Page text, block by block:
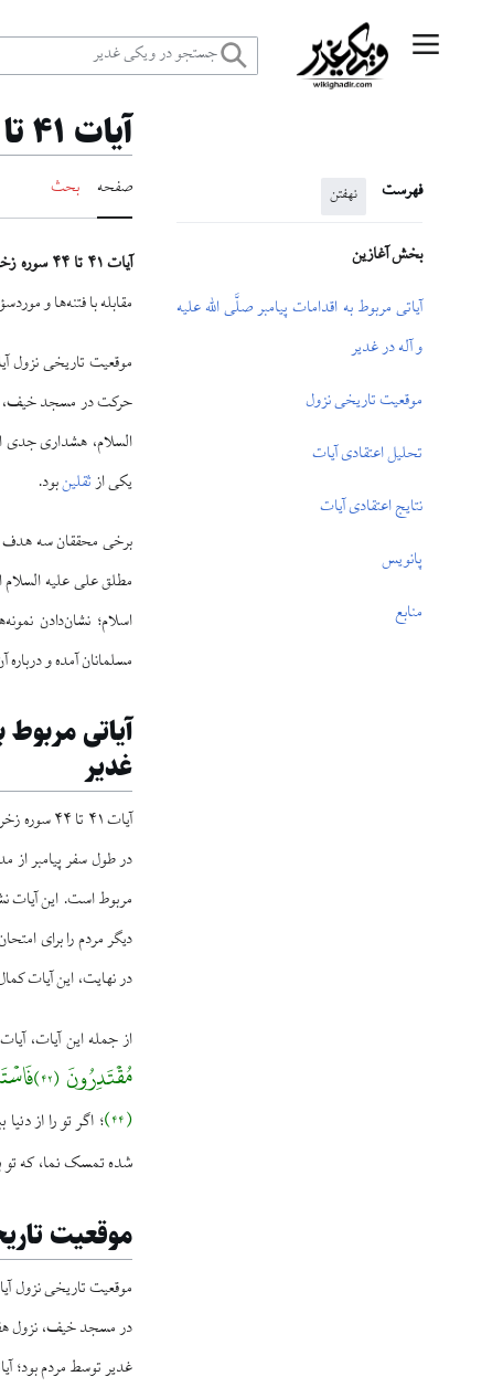
منوی اصلی
فهرست نهفتن
بخش آغازین
آیاتی مربوط به اقدامات پیامبر صلَّی اللّٰه علیه
و آله در غدیر
موقعیت تاریخی نزول
تحلیل اعتقادی آیات
نتایج اعتقادی آیات
پانویس
منابع
آیات ۴۱ تا ۴۴ زخرف و غدیر
صفحه بحث
آیات ۴۱ تا ۴۴ سوره زخرف
مقابله با فتنه‌ها و
موقعیت تاریخی نزول آیات ۴۱ تا ۴۴ سوره زخرف چنین ترسیم شده
حرکت در مسجد خیف،
السلام، هشداری جدی
یکی ازثقلینبود.
مطلق علی علیه السلام
اسلام؛ نشان‌دادن
مسلمانان آمده و
آیاتی مربوط
غدیر
آیات ۴۱
مربوط است. این آیات
دیگر مردم را برای
در نهایت، این آیات کمال دین و
از جمله این آیات، آیات ۴۱ تا ۴۴ سوره زخرف بود:
﴿۴۴﴾
؛ اگر تو را از
شده تمسک نما، که تو
موقعیت
موقعیت تاریخی نزول آیات ۴۱ تا ۴۴ سوره زخرف چنین ترسیم شده
در مسجد خیف، نزول
غدیر توسط مردم بود؛